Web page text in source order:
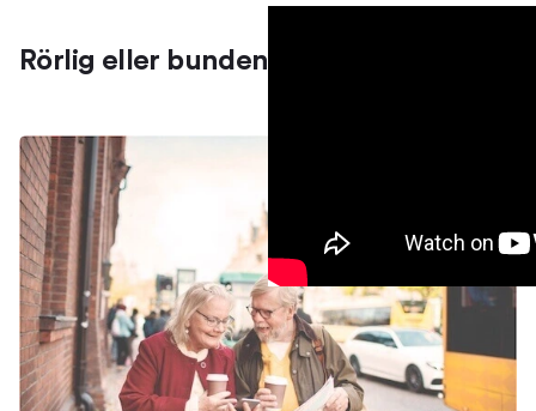
Rörlig eller bunden ränta